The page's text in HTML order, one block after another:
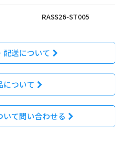
RASS26-ST005
配送について
について
いて問い合わせる